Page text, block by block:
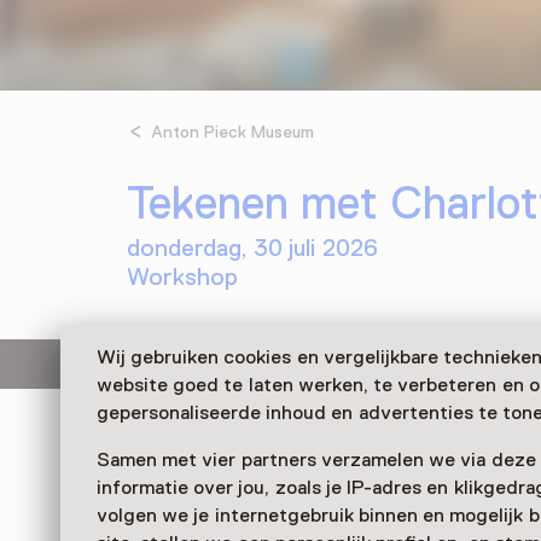
Wij gebruiken cookies en vergelijkbare
website goed te laten werken, te verbeteren en
gepersonaliseerde inhoud en advertenties te
Samen met vier partners verzamelen we via deze
informatie over jou, zoals je IP-adres en
volgen we je internetgebruik binnen en mogelijk
Anton Pieck Museum
Tekenen met
donderdag, 30 juli 2026
Workshop
Deze activiteit is afgelopen.
Leer tekenen van een bekende illustrator in
in Hattem. Charlotte Dematons geeft twee
fijne kneepjes van het vak zien en leert jou
figuur tekent.